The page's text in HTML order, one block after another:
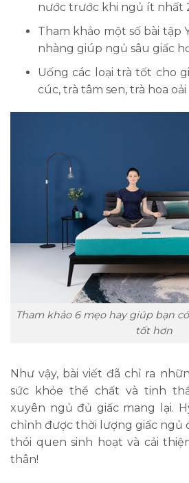
nước trước khi ngủ ít nhất
Tham khảo một số bài tập
nhàng giúp ngủ sâu giấc
Uống các loại trà tốt cho
cúc, trà tâm sen, trà hoa
Tham khảo 6 mẹo hay giúp bạn
tốt hơn
Như vậy, bài viết đã chỉ ra
sức khỏe thể chất và tinh
xuyên ngủ đủ giấc mang lại.
chỉnh được thời lượng giấc ngủ
thói quen sinh hoạt và cải
thân!